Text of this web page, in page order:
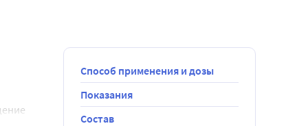
Способ применения и дозы
Показания
Состав